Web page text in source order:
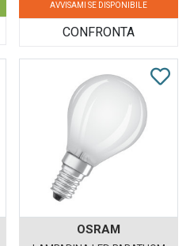
AVVISAMI SE DISPONIBILE
CONFRONTA
OSRAM